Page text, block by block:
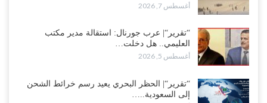
خلافات الرواتب تشعل مواجهة داخل معسكر التحالف… والإصلاح يصعّد
في جبهات مأرب وتعز والضالع..!
أغسطس 5, 2026
تعميد الشهادات يشعل غضباً واسعاً..!
أغسطس 5, 2026
أغسطس 7, 2026
“تقرير“| عرب جورنال: استقالة مدير مكتب
العليمي.. هل دخلت…
أغسطس 5, 2026
“تقرير“| الحظر البحري يعيد رسم خرائط الشحن
إلى السعودية..…